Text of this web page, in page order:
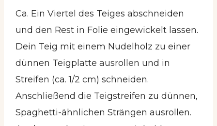
Ca. Ein Viertel des Teiges abschneiden
und den Rest in Folie eingewickelt lassen.
Dein Teig mit einem Nudelholz zu einer
dünnen Teigplatte ausrollen und in
Streifen (ca. 1/2 cm) schneiden.
Anschließend die Teigstreifen zu dünnen,
Spaghetti-ähnlichen Strängen ausrollen.